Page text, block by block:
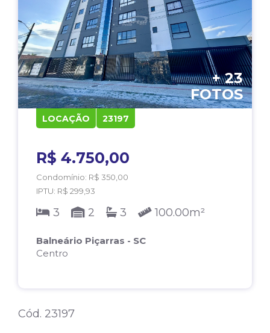
+ 23
FOTOS
LOCAÇÃO 23197
R$ 4.750,00
Condomínio: R$ 350,00
IPTU: R$ 299,93
3 2 3 100.00m²
Balneário Piçarras - SC
Centro
Cód. 23197